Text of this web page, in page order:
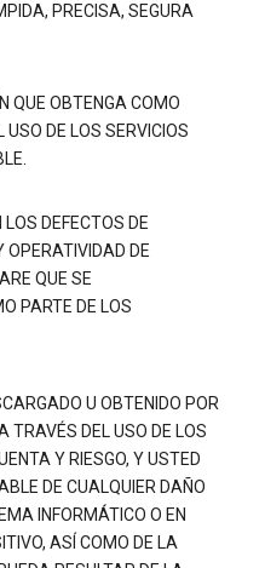
PRECISA, SEGURA
QUE OBTENGA COMO
USO DE LOS SERVICIOS
DEFECTOS DE
OPERATIVIDAD DE
QUE SE
PARTE DE LOS
U OBTENIDO POR
TRAVÉS DEL USO DE LOS
Y RIESGO, Y USTED
DE CUALQUIER DAÑO
INFORMÁTICO O EN
ASÍ COMO DE LA